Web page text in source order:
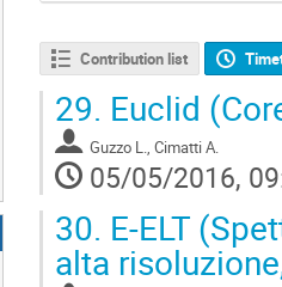
Contribution list
29. Euclid
Guzzo L., Cimatti A.
05/05/2016,
30. E-ELT
alta